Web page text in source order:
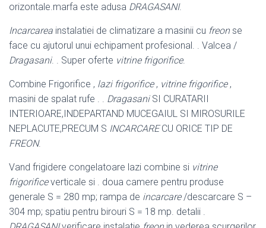
orizontale.marfa este adusa DRAGASANI.
Incarcarea instalatiei de climatizare a masinii cu freonse
face cu ajutorul unui echipament profesional. . Valcea /
Dragasani. . Super oferte vitrine frigorifice.
Combine Frigorifice , lazi frigorifice, vitrine frigorifice,
masini de spalat rufe . . DragasaniSI CURATARII
INTERIOARE,INDEPARTAND MUCEGAIUL SI MIROSURILE
NEPLACUTE,PRECUM S INCARCARECU ORICE TIP DE
FREON.
Vand frigidere congelatoare lazi combine si vitrine
frigorificeverticale si . doua camere pentru produse
generale S = 280 mp; rampa de incarcare/descarcare S –
304 mp; spatiu pentru birouri S = 18 mp. detalii .